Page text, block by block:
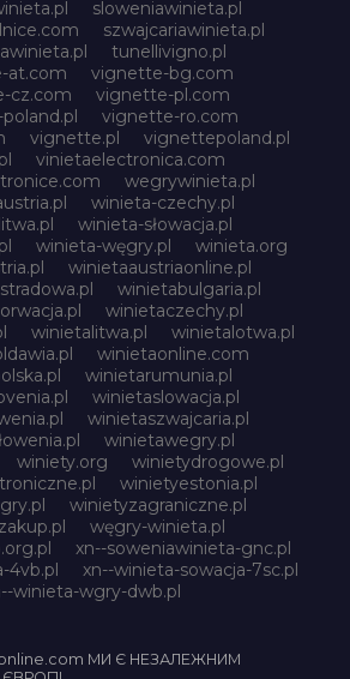
sloweniawinieta.pl
szwajcariawinieta.pl
tunellivigno.pl
at.com
vignette-bg.com
cz.com
vignette-pl.com
vignette-ro.com
vignette.pl
vignettepoland.pl
vinietaelectronica.com
wegrywinieta.pl
winieta-czechy.pl
winieta-słowacja.pl
winieta-węgry.pl
winieta.org
winietaaustriaonline.pl
winietabulgaria.pl
winietaczechy.pl
winietalitwa.pl
winietalotwa.pl
winietaonline.com
winietarumunia.pl
winietaslowacja.pl
winietaszwajcaria.pl
winietawegry.pl
winiety.org
winietydrogowe.pl
winietyestonia.pl
winietyzagraniczne.pl
węgry-winieta.pl
xn--soweniawinieta-gnc.pl
4vb.pl
xn--winieta-sowacja-7sc.pl
winieta-wgry-dwb.pl
МИ Є НЕЗАЛЕЖНИМ